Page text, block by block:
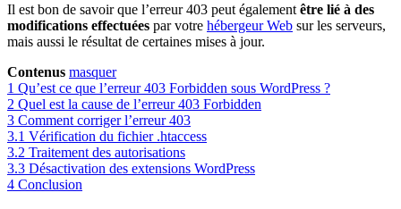
Il est bon de savoir que l’erreur 403 peut également être lié à des
modifications effectuées par votre hébergeur Web sur les serveurs,
mais aussi le résultat de certaines mises à jour.
Contenus masquer
1 Qu’est ce que l’erreur 403 Forbidden sous WordPress ?
2 Quel est la cause de l’erreur 403 Forbidden
3 Comment corriger l’erreur 403
3.1 Vérification du fichier .htaccess
3.2 Traitement des autorisations
3.3 Désactivation des extensions WordPress
4 Conclusion